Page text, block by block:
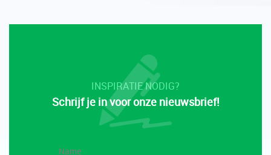
INSPIRATIE NODIG?
Schrijf je in voor onze nieuwsbrief!